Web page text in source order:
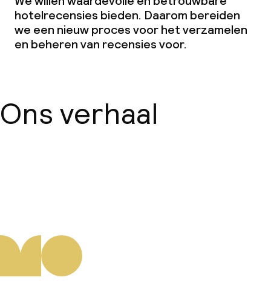
hotelrecensies bieden. Daarom bereiden
we een nieuw proces voor het verzamelen
en beheren van recensies voor.
Ons verhaal